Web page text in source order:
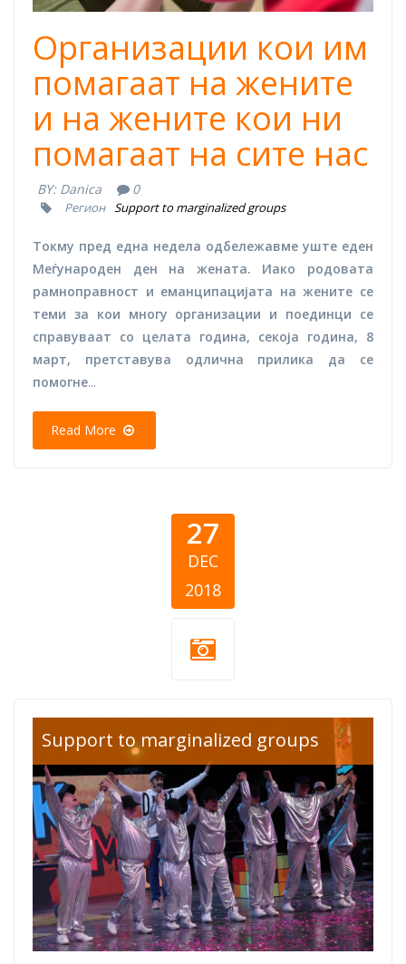
Организации кои им
помагаат на жените
и на жените кои ни
помагаат на сите нас
BY: Danica 0
Регион Support to marginalized groups
Токму пред една недела одбележавме уште еден
Меѓународен ден на жената. Иако родовата
рамноправност и еманципацијата на жените се
теми за кои многу организации и поединци се
справуваат со целата година, секоја година, 8
март, претставува одлична прилика да се
помогне...
Read More
27
DEC
2018
stopanska
banka
celebration.jpg
Support to marginalized groups